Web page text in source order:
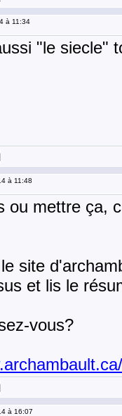
à 11:34
"le siecle"
à 11:48
ou mettre ça,
site
et lis le
vous?
à 16:07